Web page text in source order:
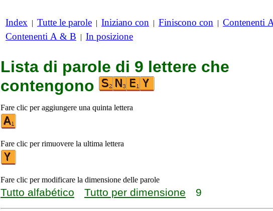
Index | Tutte le parole | Iniziano con | Finiscono con | Contenenti
Contenenti A & B | In posizione
Lista di parole di 9 lettere che
contengono
Fare clic per aggiungere una quinta lettera
Fare clic per rimuovere la ultima lettera
Fare clic per modificare la dimensione delle parole
Tutto alfabético Tutto per dimensione 9